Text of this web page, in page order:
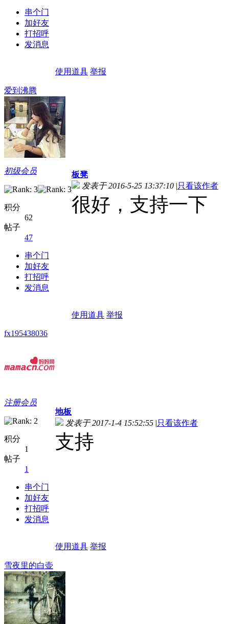
串个门
加好友
打招呼
发消息
使用道具 举报
爱到沸腾
初级会员
积分
62
帖子
47
串个门
加好友
打招呼
发消息
板凳
发表于 2016-5-25 13:37:10 |只看该作者
很好，支持一下
使用道具 举报
fx195438036
注册会员
积分
1
帖子
1
串个门
加好友
打招呼
发消息
地板
发表于 2017-1-4 15:52:55 |只看该作者
支持
使用道具 举报
雪夜里的白壶